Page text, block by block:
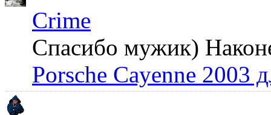
Crime
Спасибо мужик)
Porsche Cayenne 2003